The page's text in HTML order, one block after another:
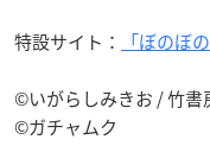
特設サイト： 「ぼのぼ
©いがらしみきお / 竹書
©ガチャムク